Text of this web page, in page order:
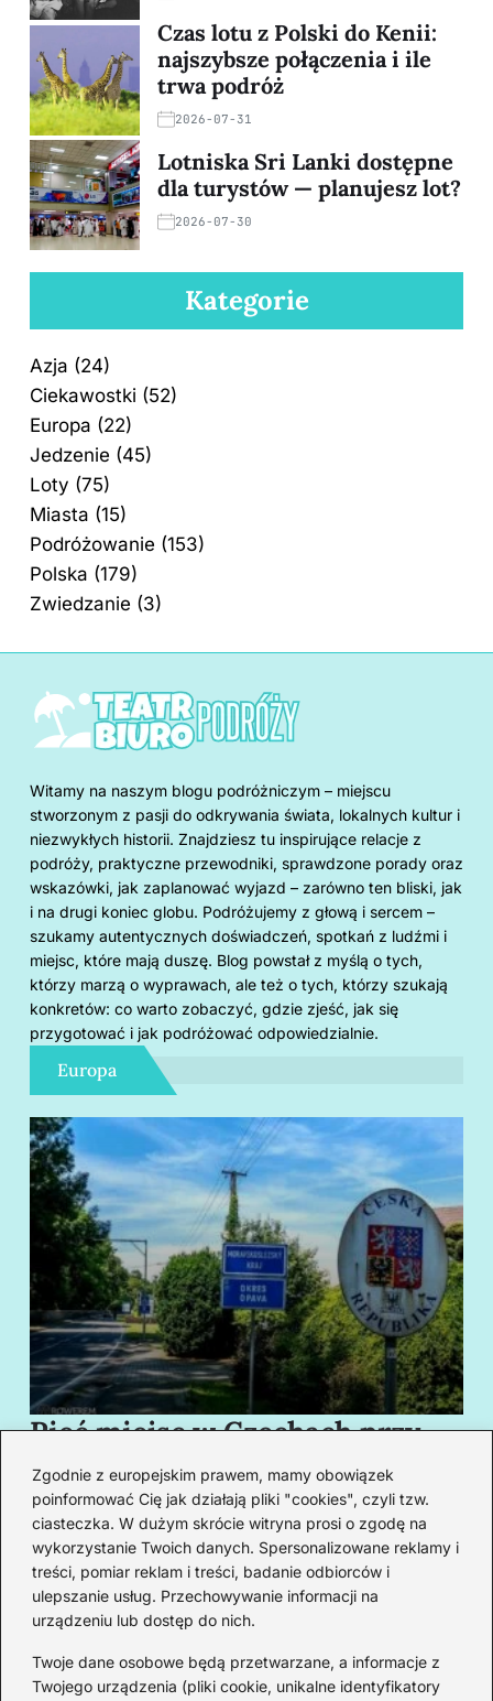
Zgodnie z europejskim prawem, mamy obowiązek
poinformować Cię jak działają pliki "cookies", czyli tzw.
ciasteczka. W dużym skrócie witryna prosi o zgodę na
wykorzystanie Twoich danych. Spersonalizowane reklamy i
treści, pomiar reklam i treści, badanie odbiorców i
ulepszanie usług. Przechowywanie informacji na
urządzeniu lub dostęp do nich.
Twoje dane osobowe będą przetwarzane, a informacje z
Twojego urządzenia (pliki cookie, unikalne identyfikatory
Czas lotu z Polski do Kenii:
najszybsze połączenia i ile
trwa podróż
2026-07-31
Lotniska Sri Lanki dostępne
dla turystów — planujesz lot?
2026-07-30
Kategorie
Azja (24)
Ciekawostki (52)
Europa (22)
Jedzenie (45)
Loty (75)
Miasta (15)
Podróżowanie (153)
Polska (179)
Zwiedzanie (3)
Witamy na naszym blogu podróżniczym – miejscu
stworzonym z pasji do odkrywania świata, lokalnych kultur i
niezwykłych historii. Znajdziesz tu inspirujące relacje z
podróży, praktyczne przewodniki, sprawdzone porady oraz
wskazówki, jak zaplanować wyjazd – zarówno ten bliski, jak
i na drugi koniec globu. Podróżujemy z głową i sercem –
szukamy autentycznych doświadczeń, spotkań z ludźmi i
miejsc, które mają duszę. Blog powstał z myślą o tych,
którzy marzą o wyprawach, ale też o tych, którzy szukają
konkretów: co warto zobaczyć, gdzie zjeść, jak się
przygotować i jak podróżować odpowiedzialnie.
Europa
Pięć miejsc w Czechach przy
granicy, które cię oczarują
swoim urokiem
Redakcja
Od lat podróżuję, by poznawać świat z bliska – nie tylko
przez pryzmat zabytków, ale przede wszystkim ludzi,
smaków i codzienności.